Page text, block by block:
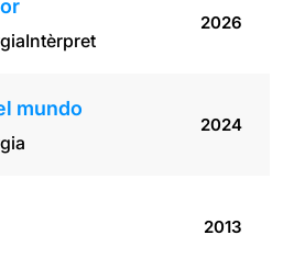
Intèrpret
2026
mundo
2024
2013